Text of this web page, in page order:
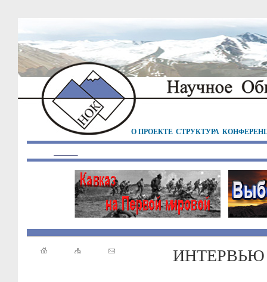
О ПРОЕКТЕ СТРУКТУРА
ИНТЕРВЬЮ